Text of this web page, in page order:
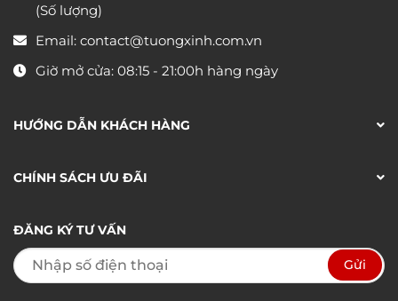
(Số lượng)
Email: contact@tuongxinh.com.vn
Giờ mở cửa: 08:15 - 21:00h hàng ngày
HƯỚNG DẪN KHÁCH HÀNG
CHÍNH SÁCH ƯU ĐÃI
ĐĂNG KÝ TƯ VẤN